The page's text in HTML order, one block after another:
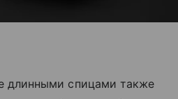
длинными спицами также